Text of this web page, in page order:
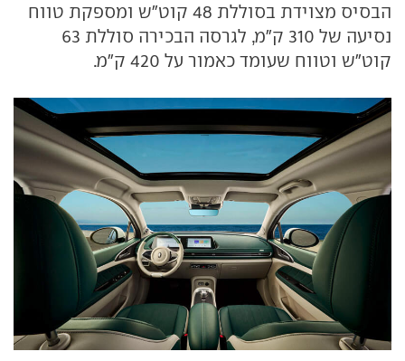
הבסיס מצוידת בסוללת 48 קוט"ש ומספקת טווח
נסיעה של 310 ק"מ, לגרסה הבכירה סוללת 63
קוט"ש וטווח שעומד כאמור על 420 ק"מ.